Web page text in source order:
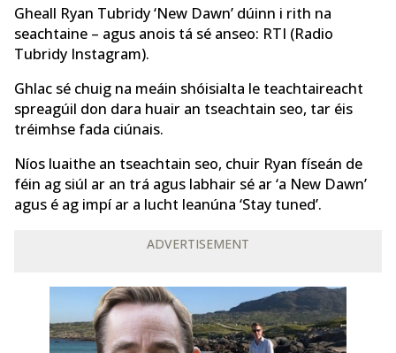
Gheall Ryan Tubridy ‘New Dawn’ dúinn i rith na
seachtaine – agus anois tá sé anseo: RTI (Radio
Tubridy Instagram).
Ghlac sé chuig na meáin shóisialta le teachtaireacht
spreagúil don dara huair an tseachtain seo, tar éis
tréimhse fada ciúnais.
Níos luaithe an tseachtain seo, chuir Ryan físeán de
féin ag siúl ar an trá agus labhair sé ar ‘a New Dawn’
agus é ag impí ar a lucht leanúna ‘Stay tuned’.
ADVERTISEMENT